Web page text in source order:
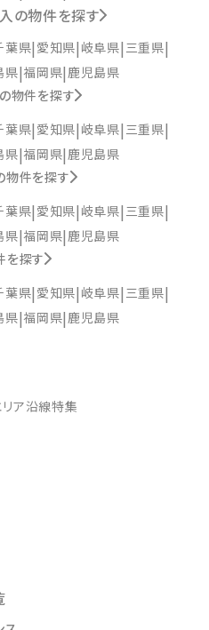
の物件を探す
葉県 愛知県 岐阜県 三重県
県 福岡県 鹿児島県
物件を探す
葉県 愛知県 岐阜県 三重県
県 福岡県 鹿児島県
物件を探す
葉県 愛知県 岐阜県 三重県
県 福岡県 鹿児島県
を探す
葉県 愛知県 岐阜県 三重県
県 福岡県 鹿児島県
ア沿線特集